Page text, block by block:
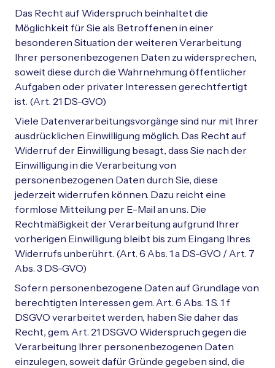
Das Recht auf Widerspruch beinhaltet die
Möglichkeit für Sie als Betroffenen in einer
besonderen Situation der weiteren Verarbeitung
Ihrer personenbezogenen Daten zu widersprechen,
soweit diese durch die Wahrnehmung öffentlicher
Aufgaben oder privater Interessen gerechtfertigt
ist. (Art. 21 DS-GVO)
Viele Datenverarbeitungsvorgänge sind nur mit Ihrer
ausdrücklichen Einwilligung möglich. Das Recht auf
Widerruf der Einwilligung besagt, dass Sie nach der
Einwilligung in die Verarbeitung von
personenbezogenen Daten durch Sie, diese
jederzeit widerrufen können. Dazu reicht eine
formlose Mitteilung per E-Mail an uns. Die
Rechtmäßigkeit der Verarbeitung aufgrund Ihrer
vorherigen Einwilligung bleibt bis zum Eingang Ihres
Widerrufs unberührt. (Art. 6 Abs. 1 a DS-GVO / Art. 7
Abs. 3 DS-GVO)
Sofern personenbezogene Daten auf Grundlage von
berechtigten Interessen gem. Art. 6 Abs. 1 S. 1 f
DSGVO verarbeitet werden, haben Sie daher das
Recht, gem. Art. 21 DSGVO Widerspruch gegen die
Verarbeitung Ihrer personenbezogenen Daten
einzulegen, soweit dafür Gründe gegeben sind, die